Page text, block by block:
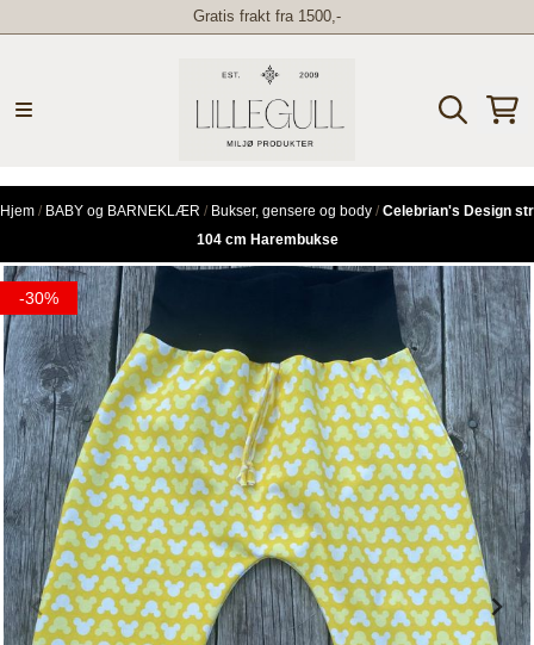
Gratis frakt fra 1500,-
Hjem / BABY og BARNEKLÆR / Bukser, gensere og body / Celebrian's Design str
104 cm Harembukse
-30%